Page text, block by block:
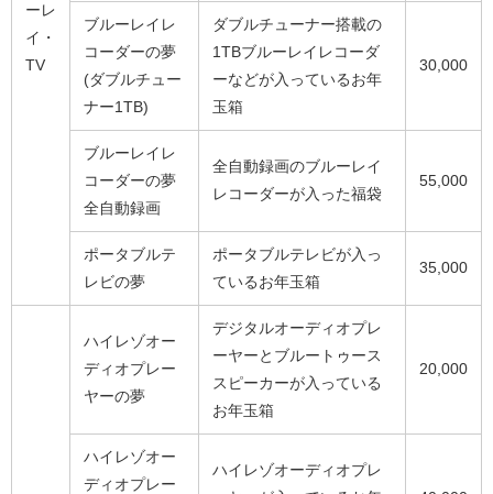
ーレ
イ・
TV
ブルーレイレ
コーダーの夢
(ダブルチュー
ナー1TB)
ダブルチューナー搭載の
1TBブルーレイレコーダ
ーなどが入っているお年
玉箱
30,000
ブルーレイレ
コーダーの夢
全自動録画
全自動録画のブルーレイ
レコーダーが入った福袋
55,000
ポータブルテ
レビの夢
ポータブルテレビが入っ
ているお年玉箱
35,000
ハイレゾオー
ディオプレー
ヤーの夢
デジタルオーディオプレ
ーヤーとブルートゥース
スピーカーが入っている
お年玉箱
20,000
ハイレゾオー
ディオプレー
ハイレゾオーディオプレ